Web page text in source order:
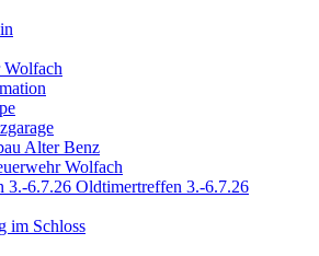
Wolfach
Alter Benz
Wolfach
Oldtimertreffen 3.-6.7.26
im Schloss